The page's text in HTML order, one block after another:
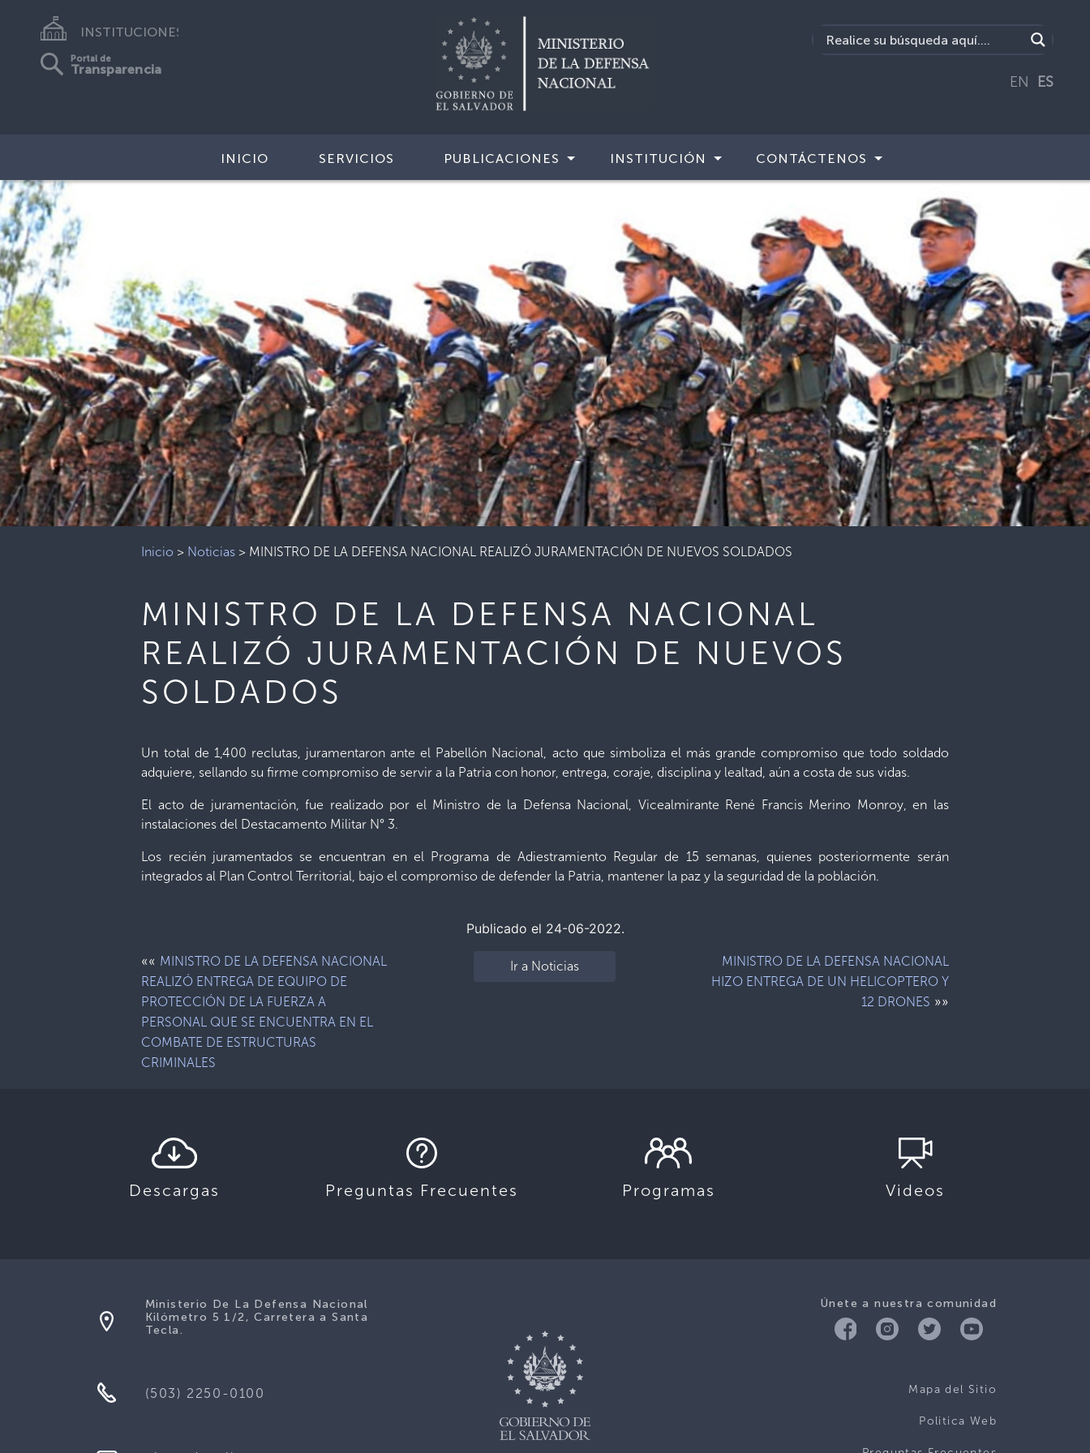
INSTITUCIONES
Portal de
Transparencia
EN ES
INICIO SERVICIOS PUBLICACIONES INSTITUCIÓN CONTÁCTENOS
Inicio > Noticias > MINISTRO DE LA DEFENSA NACIONAL REALIZÓ JURAMENTACIÓN DE NUEVOS SOLDADOS
MINISTRO DE LA DEFENSA NACIONAL
REALIZÓ JURAMENTACIÓN DE NUEVOS
SOLDADOS
Un total de 1,400 reclutas, juramentaron ante el Pabellón Nacional, acto que simboliza el más grande compromiso que todo soldado
adquiere, sellando su firme compromiso de servir a la Patria con honor, entrega, coraje, disciplina y lealtad, aún a costa de sus vidas.
El acto de juramentación, fue realizado por el Ministro de la Defensa Nacional, Vicealmirante René Francis Merino Monroy, en las
instalaciones del Destacamento Militar N° 3.
Los recién juramentados se encuentran en el Programa de Adiestramiento Regular de 15 semanas, quienes posteriormente serán
integrados al Plan Control Territorial, bajo el compromiso de defender la Patria, mantener la paz y la seguridad de la población.
Publicado el 24-06-2022.
«« MINISTRO DE LA DEFENSA NACIONAL
REALIZÓ ENTREGA DE EQUIPO DE
PROTECCIÓN DE LA FUERZA A
PERSONAL QUE SE ENCUENTRA EN EL
COMBATE DE ESTRUCTURAS
CRIMINALES
Ir a Noticias
MINISTRO DE LA DEFENSA NACIONAL
HIZO ENTREGA DE UN HELICOPTERO Y
12 DRONES »»
Descargas Preguntas Frecuentes Programas Videos
Únete a nuestra comunidad
Mapa del Sitio
Politica Web
Ministerio De La Defensa Nacional
Kilómetro 5 1/2, Carretera a Santa
Tecla.
(503) 2250-0100